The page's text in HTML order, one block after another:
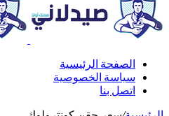
الصفحة الرئيسية
سياسة الخصوصية
اتصل بنا